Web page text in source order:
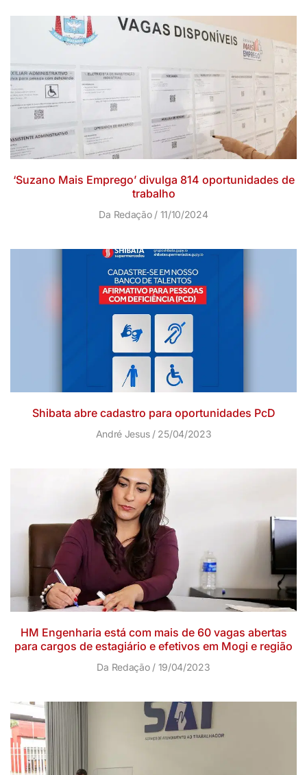
‘Suzano Mais Emprego’ divulga 814 oportunidades de
trabalho
Da Redação 11/10/2024
Shibata abre cadastro para oportunidades PcD
André Jesus 25/04/2023
HM Engenharia está com mais de 60 vagas abertas
para cargos de estagiário e efetivos em Mogi e região
Da Redação 19/04/2023